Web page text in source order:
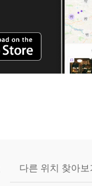
다른 위치 찾아보